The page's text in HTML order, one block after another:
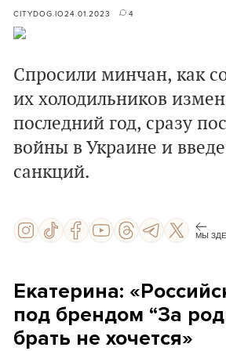
CITYDOG.IO24.01.2023 4
Спросили минчан, как
их холодильников
последний год, сразу
войны в Украине и
санкций.
МЫ
Екатерина:
под брендом “За
брать не хочется»